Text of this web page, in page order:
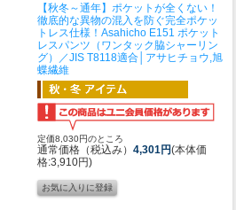
【秋冬～通年】ポケットが全くない！
徹底的な異物の混入を防ぐ完全ポケッ
トレス仕様！ Asahicho E151 ポケット
レスパンツ（ワンタック脇シャーリン
グ）／JIS T8118適合│アサヒチョウ,旭
蝶繊維
定価8,030円のところ
通常価格（税込み） 4,301円(本体価
格:3,910円)